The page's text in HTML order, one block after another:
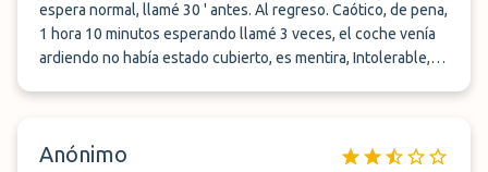
espera normal, llamé 30 ' antes. Al regreso. Caótico, de pena,
1 hora 10 minutos esperando llamé 3 veces, el coche venía
ardiendo no había estado cubierto, es mentira, Intolerable,
llamarle cuando cojamos el coche 4 veces , pero no me lo
Anónimo